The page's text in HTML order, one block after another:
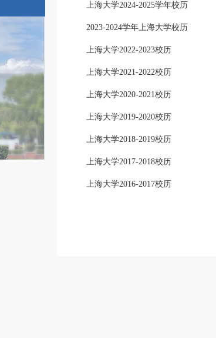
上海大学2024-2025学年校历
2023-2024学年上海大学校历
上海大学2022-2023校历
上海大学2021-2022校历
上海大学2020-2021校历
上海大学2019-2020校历
上海大学2018-2019校历
上海大学2017-2018校历
上海大学2016-2017校历